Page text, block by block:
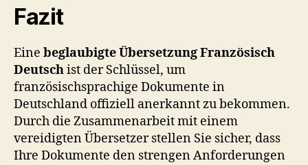
Fazit
Eine beglaubigte Übersetzung Französisch
Deutschist der Schlüssel, um
französischsprachige Dokumente in
Deutschland offiziell anerkannt zu bekommen.
Durch die Zusammenarbeit mit einem
vereidigten Übersetzer stellen Sie sicher, dass
Ihre Dokumente den strengen Anforderungen